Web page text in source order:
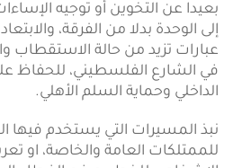
بعيدا عن التخوين أو توجيه
إلى الوحدة بدلا من الفرقة،
عبارات تزيد من حالة الاستقطاب
في الشارع الفلسطيني، للحفاظ
الداخلي وحماية السلم الأهلي.
نبذ المسيرات التي يستخدم فيها
للممتلكات العامة والخاصة، او